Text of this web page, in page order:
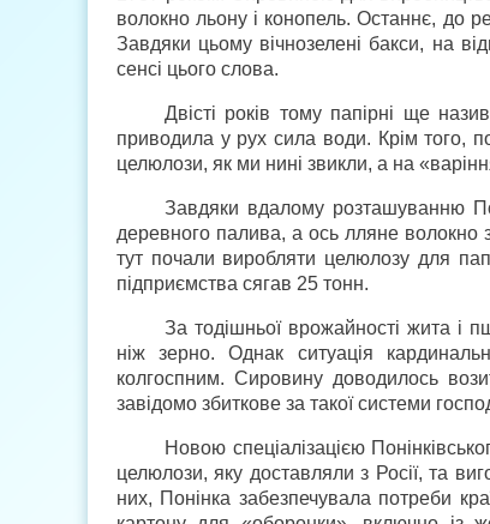
волокно льону і конопель. Останнє, до
Завдяки цьому вічнозелені бакси, на
сенсі цього слова.
Двісті років тому папірні ще
приводила у рух сила води. Крім того,
целюлози, як ми нині звикли, а на
Завдяки вдалому розташуванню
деревного палива, а ось лляне
тут почали виробляти целюлозу для
підприємства сягав 25 тонн.
За тодішньої врожайності жита і
ніж зерно. Однак ситуація
колгоспним. Сировину доводилось
завідомо збиткове за такої системи
Новою спеціалізацією
целюлози, яку доставляли з Росії, та
них, Понінка забезпечувала потреби